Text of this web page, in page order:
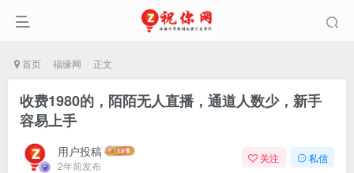
首页 福缘网 正文
收费1980的，陌陌无人直播，通道人数少，新手
容易上手
用户投稿
2年前发布
关注 私信